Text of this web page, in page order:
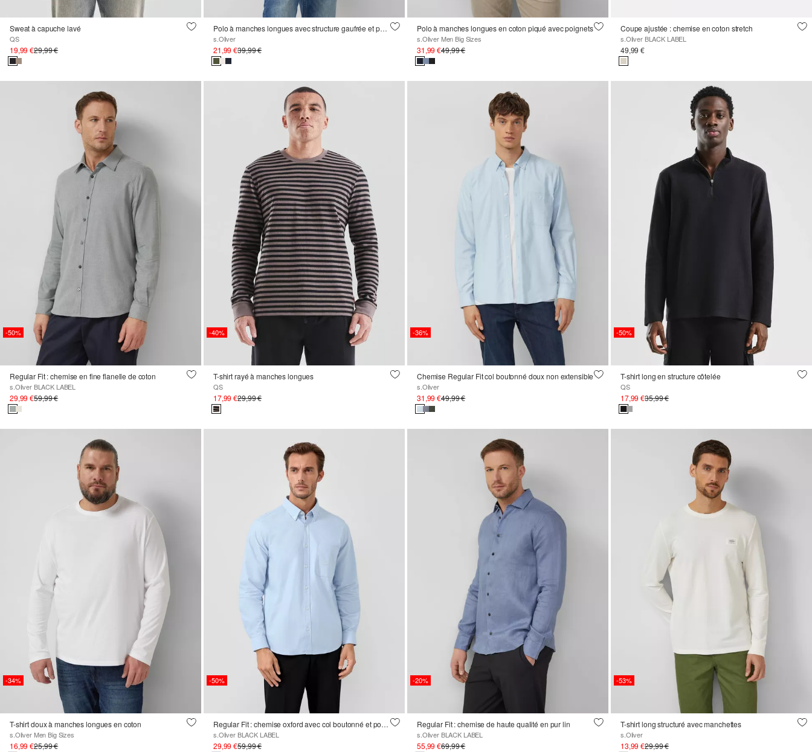
Sweat à capuche lavé
QS
19,99 €29,99 €
Polo à manches longues avec structure gaufrée et patch logo
s.Oliver
21,99 €39,99 €
Polo à manches longues en coton piqué avec poignets
s.Oliver Men Big Sizes
31,99 €49,99 €
Coupe ajustée : chemise en coton stretch
s.Oliver BLACK LABEL
49,99 €
-50%
Regular Fit : chemise en fine flanelle de coton
s.Oliver BLACK LABEL
29,99 €59,99 €
-40%
T-shirt rayé à manches longues
QS
17,99 €29,99 €
-36%
Chemise Regular Fit col boutonné doux non extensible
s.Oliver
31,99 €49,99 €
-50%
T-shirt long en structure côtelée
QS
17,99 €35,99 €
-34%
T-shirt doux à manches longues en coton
s.Oliver Men Big Sizes
16,99 €25,99 €
-50%
Regular Fit : chemise oxford avec col boutonné et poche poitrine
s.Oliver BLACK LABEL
29,99 €59,99 €
-20%
Regular Fit : chemise de haute qualité en pur lin
s.Oliver BLACK LABEL
55,99 €69,99 €
-53%
T-shirt long structuré avec manchettes
s.Oliver
13,99 €29,99 €